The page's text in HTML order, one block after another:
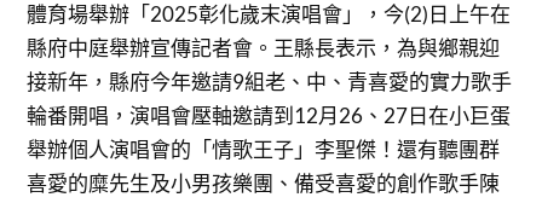
體育場舉辦「2025彰化歲末演唱會」，今(2)日上午在
縣府中庭舉辦宣傳記者會。王縣長表示，為與鄉親迎
接新年，縣府今年邀請9組老、中、青喜愛的實力歌手
輪番開唱，演唱會壓軸邀請到12月26、27日在小巨蛋
舉辦個人演唱會的「情歌王子」李聖傑！還有聽團群
喜愛的糜先生及小男孩樂團、備受喜愛的創作歌手陳